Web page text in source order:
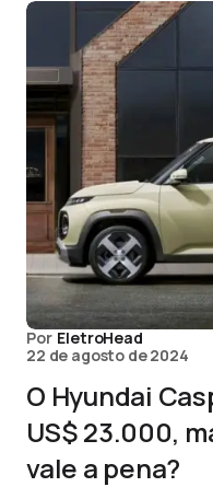
Por EletroHead
22 de agosto de 2024
O Hyundai
US$ 23.000,
vale a pena?